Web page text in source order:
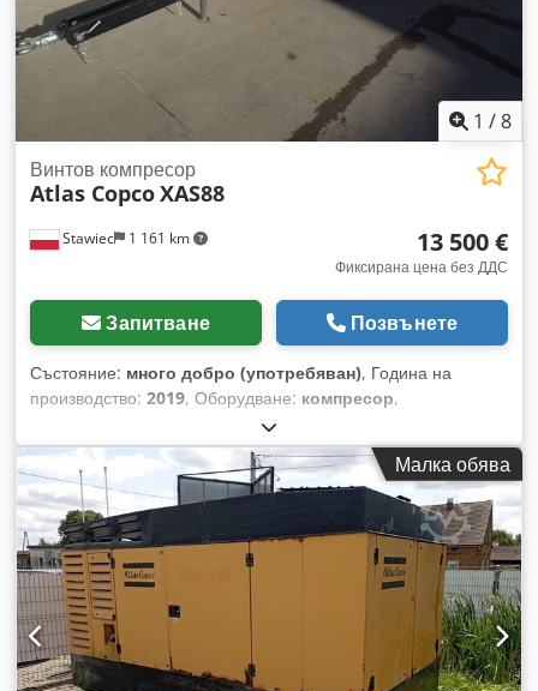
1 /8
Stawiec 1 161 km
Винтов компресор
Atlas CopcoXAS88
13 500 €
Фиксирана цена без ДДС
Запитване Позвънете
Състояние: много добро (употребяван), Година на
производство: 2019, Оборудване: компресор,
КОМПРЕСОР ATLAS COPCO XAS88 5,2m3 2019 г. Дизелов
компресор ATLAS COPCO XAS 88 след пълен сервиз.
Технически данни: – производителност: 5,20 м³/мин; –
работно налягане: 7 bar; – година на производство: 2019; –
двигател: KUBOTA; – работни часове: 1519 ч. Dsdpfx Asrdf
Swomhock Компресорът е в напълно изправно състояние.
Нетна цена: 58 800 PLN Брутна цена: 72 324 PLN По-долу
ще намерите връзка към видеоклип, който показва
работата на машината.
Малка обява